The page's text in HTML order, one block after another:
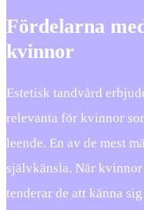
Fördelarna
kvinnor
Estetisk tandvård
relevanta för kvinnor
leende. En av de mest
självkänsla. När
tenderar de att känna